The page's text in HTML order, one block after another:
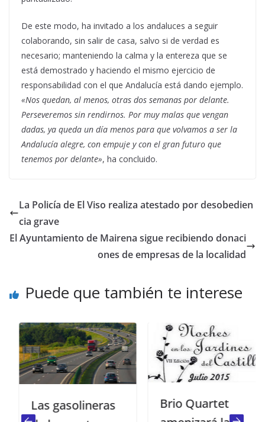
De este modo, ha invitado a los andaluces a seguir
colaborando, sin salir de casa, salvo si de verdad es
necesario; manteniendo la calma y la entereza que se
está demostrado y haciendo el mismo ejercicio de
responsabilidad con el que Andalucía está dando ejemplo.
«Nos quedan, al menos, otras dos semanas por delante.
Perseveremos sin rendirnos. Por muy malas que vengan
dadas, ya queda un día menos para que volvamos a ser la
Andalucía alegre, con empuje y con el gran futuro que
tenemos por delante», ha concluido.
La Policía de El Viso realiza atestado por desobedien
cia grave
El Ayuntamiento de Mairena sigue recibiendo donaci
ones de empresas de la localidad
Puede que también te interese
Las gasolineras
Brio Quartet